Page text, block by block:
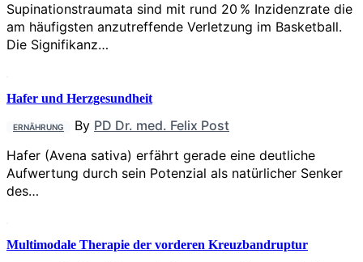
Supinationstraumata sind mit rund 20 % Inzidenzrate die
am häufigsten anzutreffende Verletzung im Basketball.
Die Signifikanz…
Hafer und Herzgesundheit
ERNÄHRUNG By PD Dr. med. Felix Post
Hafer (Avena sativa) erfährt gerade eine deutliche
Aufwertung durch sein Potenzial als natürlicher Senker
des…
Multimodale Therapie der vorderen Kreuzbandruptur